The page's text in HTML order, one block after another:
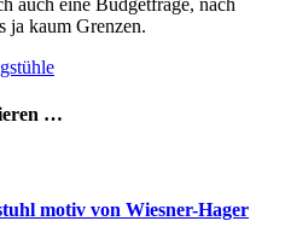
ja kaum Grenzen.
…
motiv von Wiesner-Hager